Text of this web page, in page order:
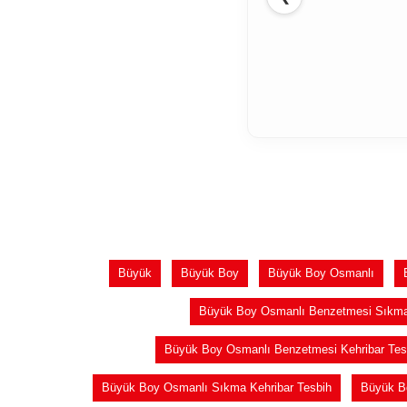
Büyük Büyük Boy Büyük Boy Osmanlı
Büyük Boy Osmanlı Benzetmesi
Büyük Boy Osmanlı Benzetmesi Kehribar
Büyük Boy Osmanlı Sıkma Kehribar Tesbih Büyük